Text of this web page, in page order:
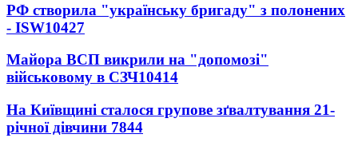
РФ створила "українську бригаду" з полонених
- ISW10427
Майора ВСП викрили на "допомозі"
військовому в СЗЧ10414
На Київщині сталося групове зґвалтування 21-
річної дівчини 7844